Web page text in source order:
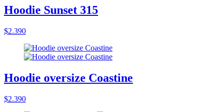
Hoodie Sunset 315
$2.390
Hoodie oversize Coastine
$2.390